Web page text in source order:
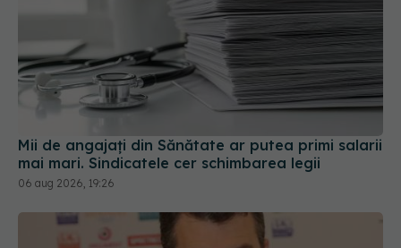
Mii de angajați din Sănătate ar putea primi salarii
mai mari. Sindicatele cer schimbarea legii
06 aug 2026, 19:26